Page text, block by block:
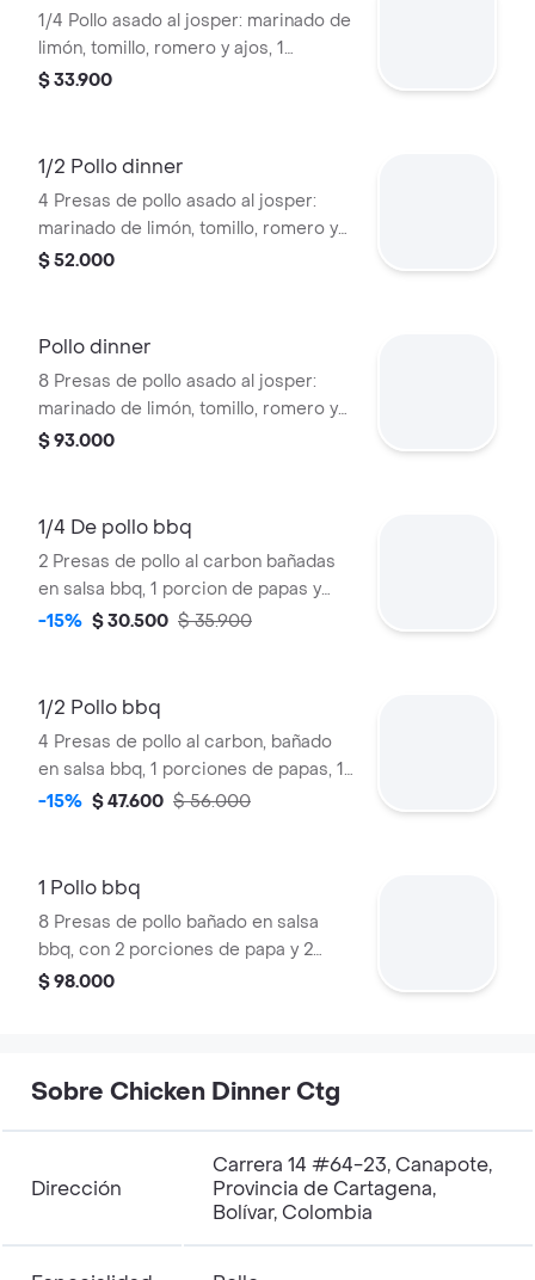
1/4 Pollo asado al josper: marinado de
limón, tomillo, romero y ajos, 1
acompañamiento y 1 salsa a elección.
$ 33.900
1/2 Pollo dinner
4 Presas de pollo asado al josper:
marinado de limón, tomillo, romero y
ajos, 1 acompañamiento, 2 salsas a
$ 52.000
Pollo dinner
8 Presas de pollo asado al josper:
marinado de limón, tomillo, romero y
ajos, 2 acompañamientos y 2 salsas a
$ 93.000
1/4 De pollo bbq
2 Presas de pollo al carbon bañadas
en salsa bbq, 1 porcion de papas y
salsa de ajo.
-15% $ 30.500 $ 35.900
1/2 Pollo bbq
4 Presas de pollo al carbon, bañado
en salsa bbq, 1 porciones de papas, 1
salsas .
-15% $ 47.600 $ 56.000
1 Pollo bbq
8 Presas de pollo bañado en salsa
bbq, con 2 porciones de papa y 2
salsas.
$ 98.000
Sobre Chicken Dinner Ctg
Dirección
Carrera 14 #64-23, Canapote,
Provincia de Cartagena,
Bolívar, Colombia